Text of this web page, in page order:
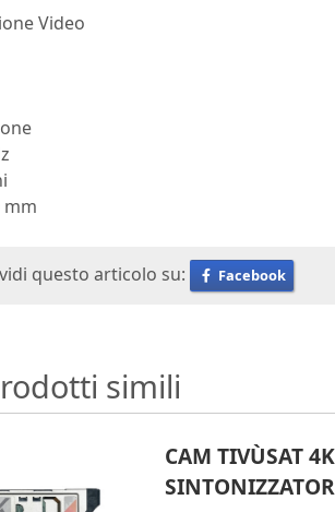
Video
mm
questo articolo su: Facebook
simili
CAM TIVÙSAT